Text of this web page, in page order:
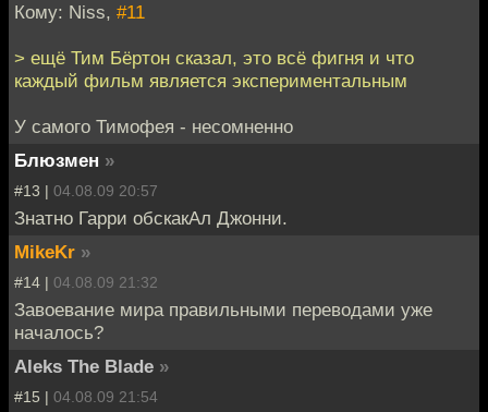
Кому: Niss, #11
> ещё Тим Бёртон сказал, это всё фигня и что
каждый фильм является экспериментальным
У самого Тимофея - несомненно
Блюзмен »
#13 | 04.08.09 20:57
Знатно Гарри обскакАл Джонни.
MikeKr »
#14 | 04.08.09 21:32
Завоевание мира правильными переводами уже
началось?
Aleks The Blade »
#15 | 04.08.09 21:54